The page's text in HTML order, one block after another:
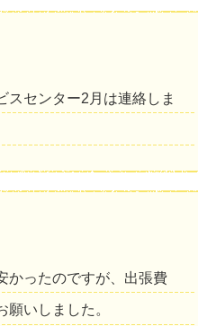
スセンター2月は連絡しま
かったのですが、出張費
いしました。